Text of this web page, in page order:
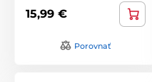
15,99 €
Porovnať